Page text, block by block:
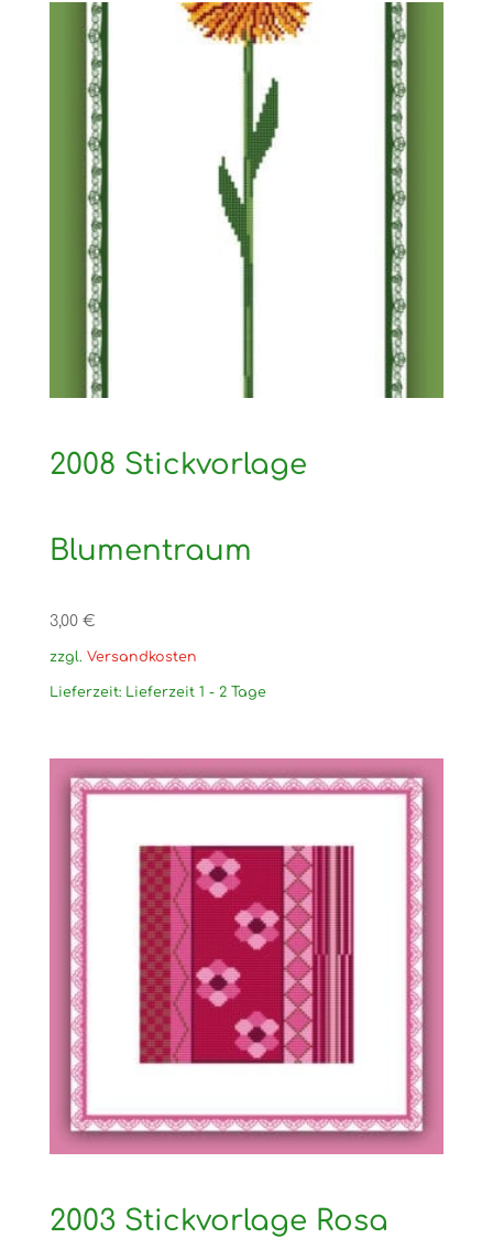
2008 Stickvorlage
Blumentraum
3,00 €
zzgl. Versandkosten
Lieferzeit: Lieferzeit 1 - 2 Tage
2003 Stickvorlage Rosa